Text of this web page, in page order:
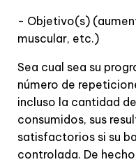
- Objetivo(s)
muscular, etc.)
Sea cual sea su
número de
incluso la cantidad
consumidos, sus
satisfactorios si su
controlada. De